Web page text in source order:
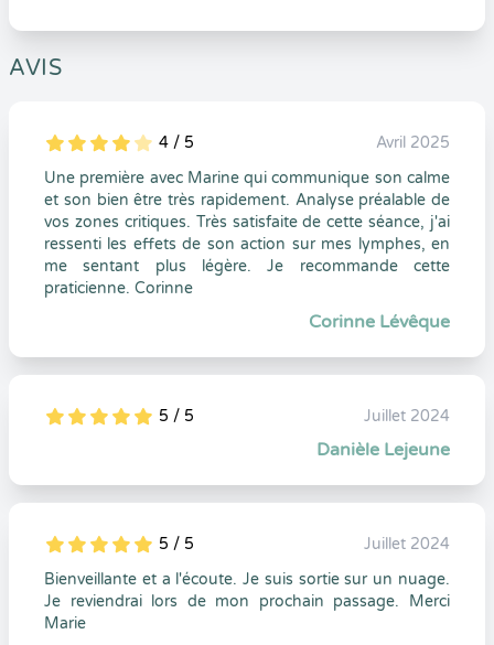
AVIS
5
1
4
0 4 / 5
Avril 2025
Une première avec Marine qui communique son calme
et son bien être très rapidement. Analyse préalable de
vos zones critiques. Très satisfaite de cette séance, j'ai
ressenti les effets de son action sur mes lymphes, en
me sentant plus légère. Je recommande cette
praticienne. Corinne
Corinne Lévêque
5
1
5
0 5 / 5 Juillet 2024
Danièle Lejeune
5
1
5
0 5 / 5
Juillet 2024
Bienveillante et a l'écoute. Je suis sortie sur un nuage.
Je reviendrai lors de mon prochain passage. Merci
Marie